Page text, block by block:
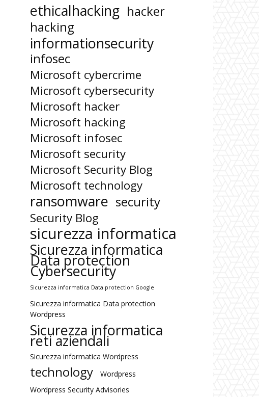
ethicalhacking hacker
hacking
informationsecurity
infosec
Microsoft cybercrime
Microsoft cybersecurity
Microsoft hacker
Microsoft hacking
Microsoft infosec
Microsoft security
Microsoft Security Blog
Microsoft technology
ransomware security
Security Blog
sicurezza informatica
Sicurezza informatica
Data protection
Cybersecurity
Sicurezza informatica Data protection Google
Sicurezza informatica Data protection
Wordpress
Sicurezza informatica
reti aziendali
Sicurezza informatica Wordpress
technology
Wordpress
Wordpress Security Advisories